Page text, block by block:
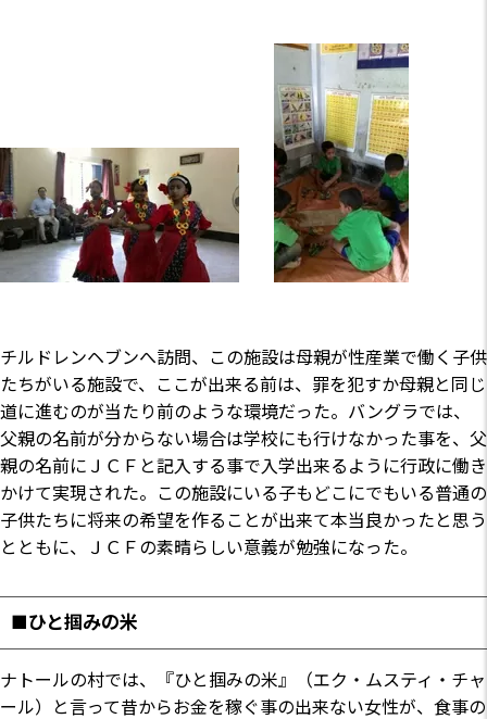
チルドレンヘブンへ訪問、この施設は母親が性産業で働く子供
たちがいる施設で、ここが出来る前は、罪を犯すか母親と同じ
道に進むのが当たり前のような環境だった。バングラでは、
父親の名前が分からない場合は学校にも行けなかった事を、父
親の名前にＪＣＦと記入する事で入学出来るように行政に働き
かけて実現された。この施設にいる子もどこにでもいる普通の
子供たちに将来の希望を作ることが出来て本当良かったと思う
とともに、ＪＣＦの素晴らしい意義が勉強になった。
■ひと掴みの米
ナトールの村では、『ひと掴みの米』（エク・ムスティ・チャ
ール）と言って昔からお金を稼ぐ事の出来ない女性が、食事の